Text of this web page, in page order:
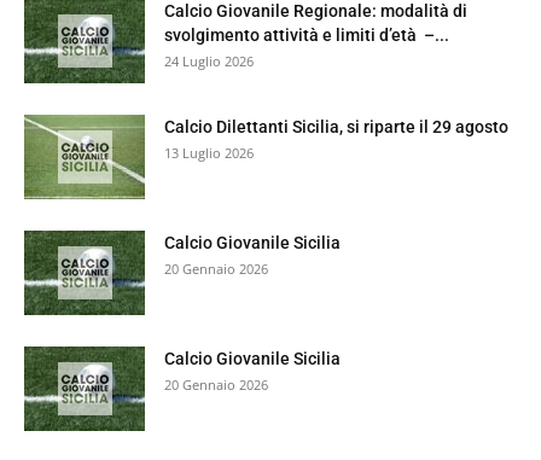
Calcio Giovanile Regionale: modalità di
svolgimento attività e limiti d’età –...
24 Luglio 2026
Calcio Dilettanti Sicilia, si riparte il 29 agosto
13 Luglio 2026
Calcio Giovanile Sicilia
20 Gennaio 2026
Calcio Giovanile Sicilia
20 Gennaio 2026